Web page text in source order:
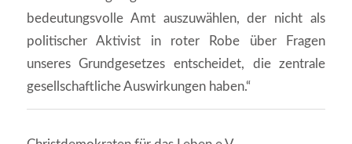
bedeutungsvolle Amt auszuwählen, der nicht als
politischer Aktivist in roter Robe über Fragen
unseres Grundgesetzes entscheidet, die zentrale
gesellschaftliche Auswirkungen haben.“